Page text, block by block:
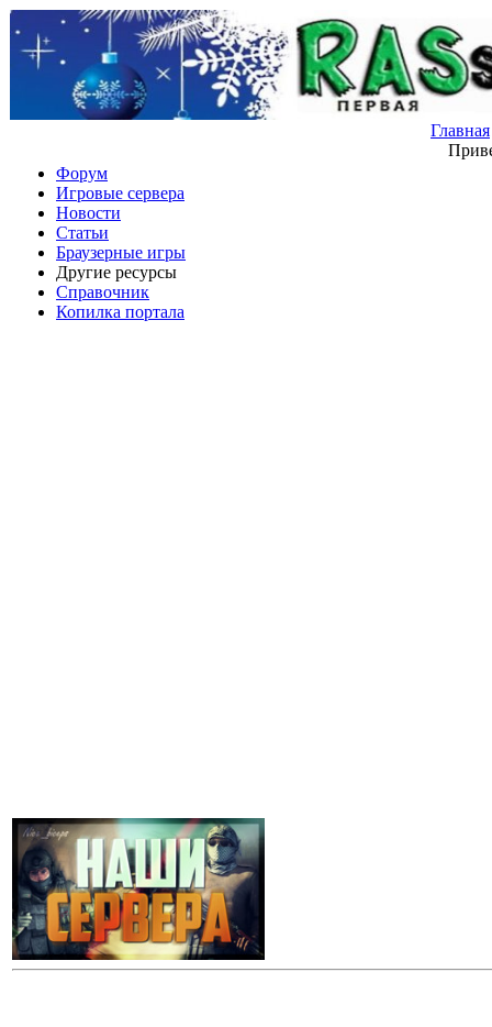
Главная
Форум
Игровые сервера
Новости
Статьи
Браузерные игры
Другие ресурсы
Справочник
Копилка портала